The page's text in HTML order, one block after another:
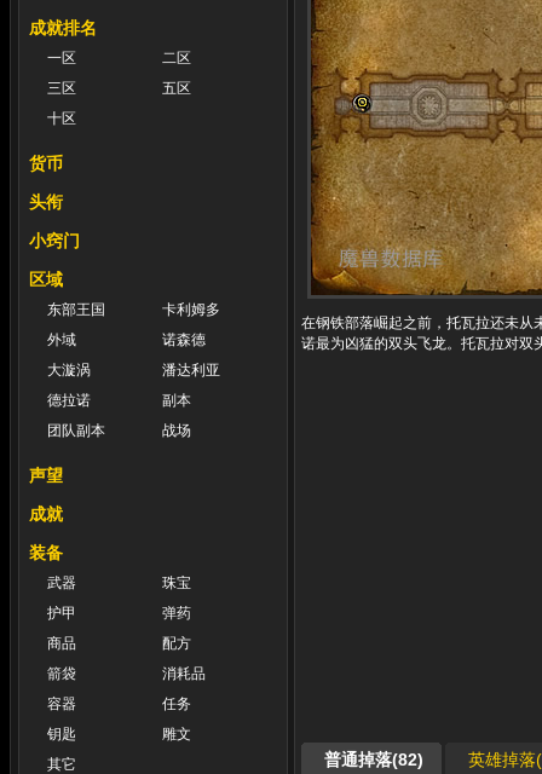
成就排名
一区
二区
三区
五区
十区
货币
头衔
小窍门
区域
东部王国
卡利姆多
外域
诺森德
大漩涡
潘达利亚
德拉诺
副本
团队副本
战场
声望
成就
装备
武器
珠宝
护甲
弹药
商品
配方
箭袋
消耗品
容器
任务
钥匙
雕文
其它
在钢铁部落崛起之前，托瓦拉还未从
诺最为凶猛的双头飞龙。托瓦拉对双
普通掉落(82) 英雄掉落